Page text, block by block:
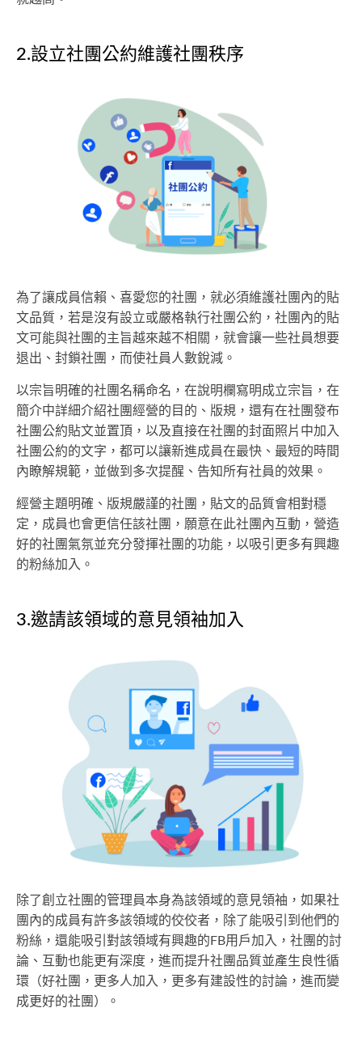
2.設立社團公約維護社團秩序
為了讓成員信賴、喜愛您的社團，就必須維護社團內的貼
文品質，若是沒有設立或嚴格執行社團公約，社團內的貼
文可能與社團的主旨越來越不相關，就會讓一些社員想要
退出、封鎖社團，而使社員人數銳減。
以宗旨明確的社團名稱命名，在說明欄寫明成立宗旨，在
簡介中詳細介紹社團經營的目的、版規，還有在社團發布
社團公約貼文並置頂，以及直接在社團的封面照片中加入
社團公約的文字，都可以讓新進成員在最快、最短的時間
內瞭解規範，並做到多次提醒、告知所有社員的效果。
經營主題明確、版規嚴謹的社團，貼文的品質會相對穩
定，成員也會更信任該社團，願意在此社團內互動，營造
好的社團氣氛並充分發揮社團的功能，以吸引更多有興趣
的粉絲加入。
3.邀請該領域的意見領袖加入
除了創立社團的管理員本身為該領域的意見領袖，如果社
團內的成員有許多該領域的佼佼者，除了能吸引到他們的
粉絲，還能吸引對該領域有興趣的FB用戶加入，社團的討
論、互動也能更有深度，進而提升社團品質並產生良性循
環（好社團，更多人加入，更多有建設性的討論，進而變
成更好的社團）。